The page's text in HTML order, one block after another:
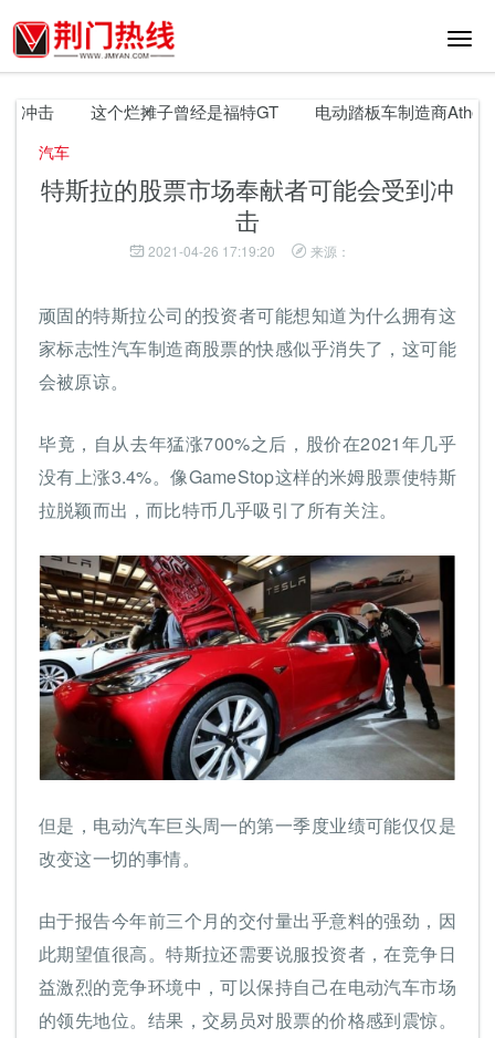
切
航
击 这个烂摊子曾经是福特GT 电动踏板车制造商Ather
汽车
特斯拉的股票市场奉献者可能会受到冲
击
2021-04-26 17:19:20 来源：
顽固的特斯拉公司的投资者可能想知道为什么拥有这
家标志性汽车制造商股票的快感似乎消失了，这可能
会被原谅。
毕竟，自从去年猛涨700%之后，股价在2021年几乎
没有上涨3.4%。像GameStop这样的米姆股票使特斯
拉脱颖而出，而比特币几乎吸引了所有关注。
但是，电动汽车巨头周一的第一季度业绩可能仅仅是
改变这一切的事情。
由于报告今年前三个月的交付量出乎意料的强劲，因
此期望值很高。特斯拉还需要说服投资者，在竞争日
益激烈的竞争环境中，可以保持自己在电动汽车市场
的领先地位。结果，交易员对股票的价格感到震惊。